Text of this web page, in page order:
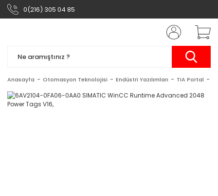
0(216) 305 04 85
Anasayfa Otomasyon Teknolojisi Endüstri Yazılımları TIA Portal